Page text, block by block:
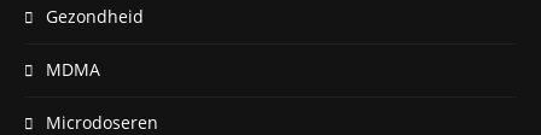
Gezondheid
MDMA
Microdoseren